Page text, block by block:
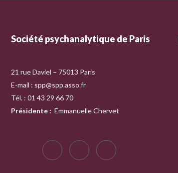
Société psychanalytique de Paris
21 rue Daviel – 75013 Paris
E-mail : spp@spp.asso.fr
Tél. : 01 43 29 66 70
Présidente : Emmanuelle Chervet